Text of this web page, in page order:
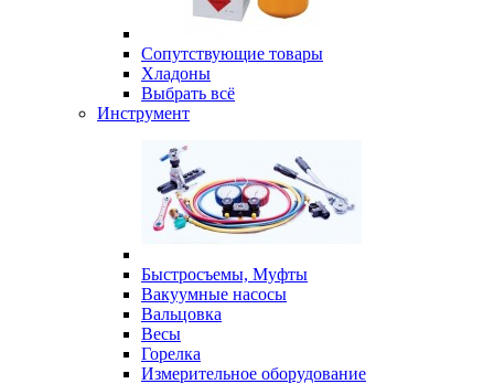
Сопутствующие товары
Хладоны
Выбрать всё
Инструмент
Быстросъемы, Муфты
Вакуумные насосы
Вальцовка
Весы
Горелка
Измерительное оборудование